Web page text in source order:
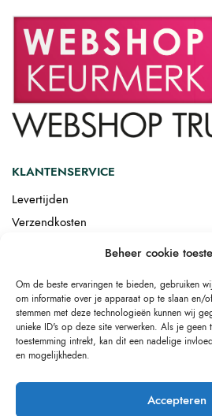
Beheer cookie
Om de beste ervaringen te bieden, gebruiken
om informatie over je apparaat op te slaan en/
stemmen met deze technologieën kunnen wij
unieke ID's op deze site verwerken. Als je geen
toestemming intrekt, kan dit een nadelige
en mogelijkheden.
Accepteren
KLANTENSERVICE
Levertijden
Verzendkosten
Afgemonteerd laten bezorgen
Drop-shipping
Link building